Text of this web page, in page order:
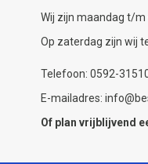
Wij zijn maandag t/m
Op zaterdag zijn wij
Telefoon: 0592-
E-mailadres:
Of plan vrijblijvend